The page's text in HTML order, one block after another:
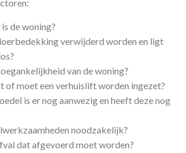
de woning?
verwijderd worden en ligt
van de woning?
of moet een verhuislift worden ingezet?
is er nog aanwezig en heeft deze nog
noodzakelijk?
dat afgevoerd moet worden?